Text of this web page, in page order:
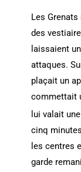
Les
des
laissaient
attaques.
plaçait un
commettait
lui valait
cinq
les centres
garde